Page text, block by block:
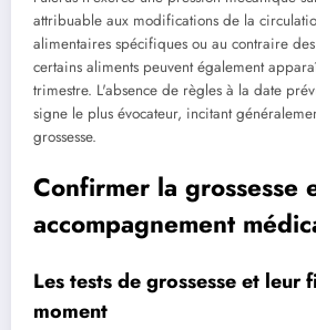
attribuable aux modifications de la
alimentaires spécifiques ou au contraire
certains aliments peuvent également
trimestre. L'absence de règles à la date
signe le plus évocateur, incitant
grossesse.
Confirmer la grossesse
accompagnement
Les tests de grossesse et leur
moment